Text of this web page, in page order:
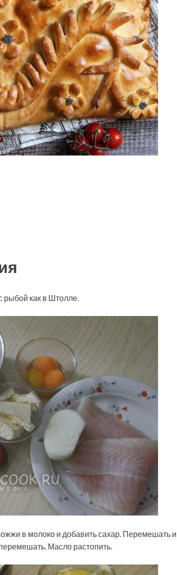
рыбой как в Штолле.
в молоко и добавить сахар. Перемешать и
Масло растопить.